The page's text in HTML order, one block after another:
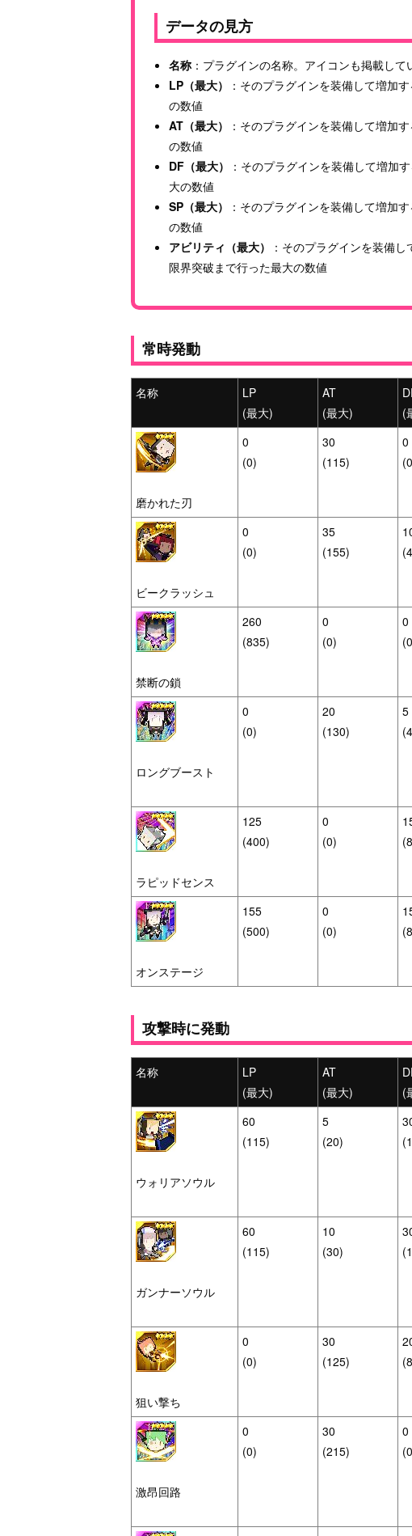
データの見方
名称 ：プラグインの名称。アイコンも掲載して
LP（最大）
：そのプラグインを装備して増加
の数値
AT（最大）
：そのプラグインを装備して増加
の数値
DF（最大）
：そのプラグインを装備して増加
大の数値
SP（最大）
：そのプラグインを装備して増加
の数値
アビリティ（最大）
：そのプラグインを装備
限界突破まで行った最大の数値
常時発動
名称
LP
(最大)
AT
(最大)
(
磨かれた刃
0
(0)
30
(115)
0
ビークラッシュ
0
(0)
35
(155)
禁断の鎖
260
(835)
0
(0)
0
ロングブースト
0
(0)
20
(130)
5
ラピッドセンス
125
(400)
0
(0)
オンステージ
155
(500)
0
(0)
攻撃時に発動
名称
LP
(最大)
AT
(最大)
(
ウォリアソウル
60
(115)
5
(20)
ガンナーソウル
60
(115)
10
(30)
狙い撃ち
0
(0)
30
(125)
激昂回路
0
(0)
30
(215)
0